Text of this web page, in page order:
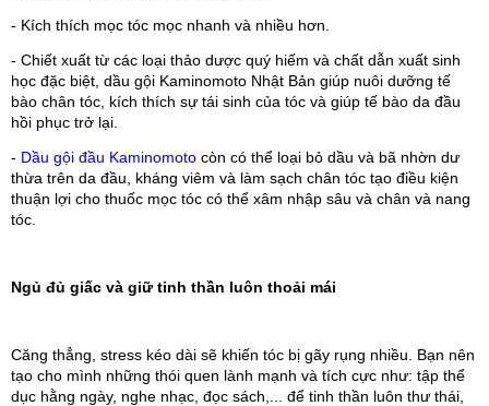
- Kích thích mọc tóc mọc nhanh và nhiều hơn.
- Chiết xuất từ các loại thảo dược quý hiếm và chất dẫn xuất sinh
học đặc biệt, dầu gội Kaminomoto Nhật Bản giúp nuôi dưỡng tế
bào chân tóc, kích thích sự tái sinh của tóc và giúp tế bào da đầu
hồi phục trở lại.
- Dầu gội đầu Kaminomoto còn có thể loại bỏ dầu và bã nhờn dư
thừa trên da đầu, kháng viêm và làm sạch chân tóc tạo điều kiện
thuận lợi cho thuốc mọc tóc có thể xâm nhập sâu và chân và nang
tóc.
Ngủ đủ giấc và giữ tinh thần luôn thoải mái
Căng thẳng, stress kéo dài sẽ khiến tóc bị gãy rụng nhiều. Bạn nên
tạo cho mình những thói quen lành mạnh và tích cực như: tập thể
dục hằng ngày, nghe nhạc, đọc sách,... để tinh thần luôn thư thái,